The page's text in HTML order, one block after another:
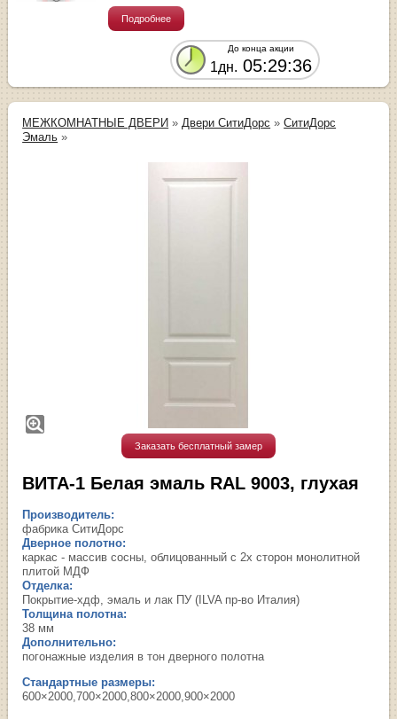
Подробнее
До конца акции
1дн. 05:29:36
МЕЖКОМНАТНЫЕ ДВЕРИ » Двери СитиДорс »СитиДорс
Эмаль »
Заказать бесплатный замер
ВИТА-1 Белая эмаль RAL 9003, глухая
Производитель:
фабрика СитиДорс
Дверное полотно:
каркас - массив сосны, облицованный с 2х сторон монолитной
плитой МДФ
Отделка:
Покрытие-хдф, эмаль и лак ПУ (ILVA пр-во Италия)
Толщина полотна:
38 мм
Дополнительно:
погонажные изделия в тон дверного полотна
Стандартные размеры:
600×2000,700×2000,800×2000,900×2000